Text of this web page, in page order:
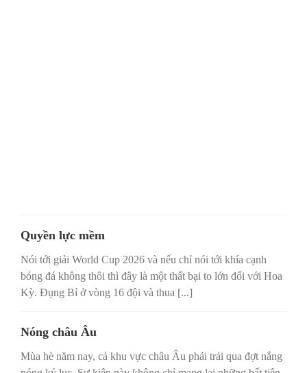
Quyền lực mềm
Nói tới giải World Cup 2026 và nếu chỉ nói tới khía cạnh
bóng đá không thôi thì đây là một thất bại to lớn đối với Hoa
Kỳ. Đụng Bỉ ở vòng 16 đội và thua [...]
Nóng châu Âu
Mùa hè năm nay, cả khu vực châu Âu phải trải qua đợt nắng